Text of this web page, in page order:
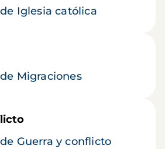
Iglesia católica
Migraciones
Guerra y conflicto